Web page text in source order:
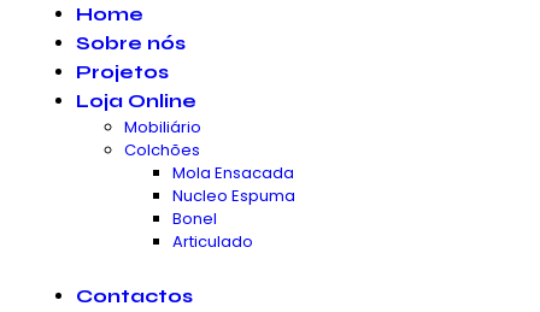
Home
Sobre nós
Projetos
Loja Online
Mobiliário
Colchões
Mola Ensacada
Nucleo Espuma
Bonel
Articulado
Contactos